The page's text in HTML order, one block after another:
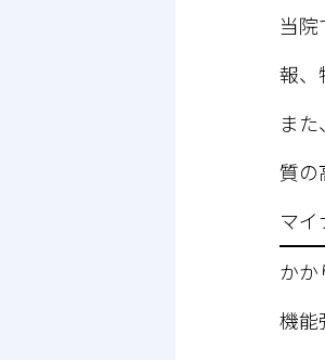
当
報、
ま
質の
マイ
かか
機能